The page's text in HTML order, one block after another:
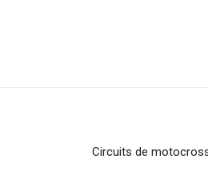
Circuits de